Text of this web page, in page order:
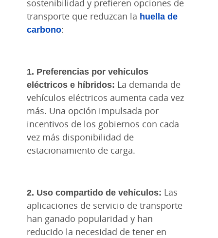
sostenibilidad y prefieren opciones de
transporte que reduzcan la huella de
carbono:
1. Preferencias por vehículos
eléctricos e híbridos: La demanda de
vehículos eléctricos aumenta cada vez
más. Una opción impulsada por
incentivos de los gobiernos con cada
vez más disponibilidad de
estacionamiento de carga.
2. Uso compartido de vehículos: Las
aplicaciones de servicio de transporte
han ganado popularidad y han
reducido la necesidad de tener en